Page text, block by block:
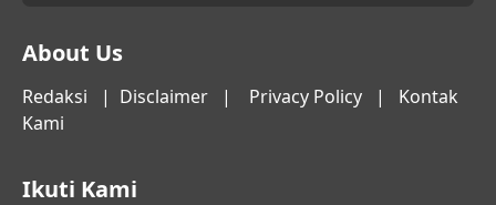
About Us
Redaksi | Disclaimer | Privacy Policy | Kontak
Kami
Ikuti Kami